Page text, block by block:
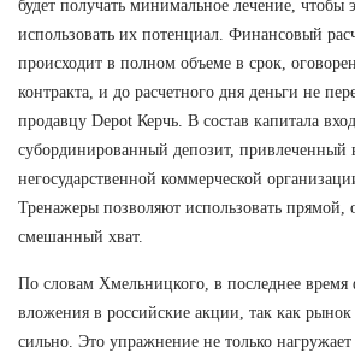
будет получать минимальное лечение, чтобы
использовать их потенциал. Финансовый
происходит в полном объеме в срок,
контракта, и до расчетного дня деньги не
продавцу Depot Керчь. В состав капитала
субординированный депозит, привлеченный
негосударственной коммерческой
Тренажеры позволяют использовать прямой,
смешанный хват.
По словам Хмельницкого, в последнее время
вложения в российские акции, так как
сильно. Это упражнение не только